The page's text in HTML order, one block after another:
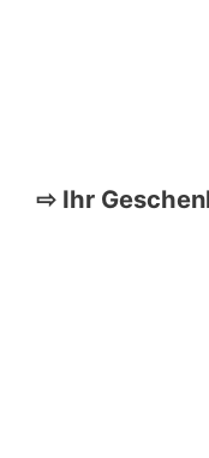
⇨ Ihr